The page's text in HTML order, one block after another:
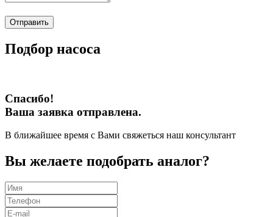
Отправить
Подбор насоса
Спасибо!
Ваша заявка отправлена.
В ближайшее время с Вами свяжеться наш консультант
Вы желаете подобрать аналог?